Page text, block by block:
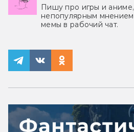
Пишу про игры и
непопулярным
мемы в рабочий чат.